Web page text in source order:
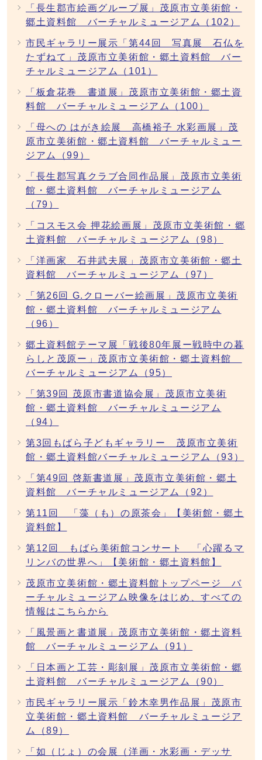
「長生郡市絵画グループ展」茂原市立美術館・
郷土資料館 バーチャルミュージアム（102）
市民ギャラリー展示「第44回 写真展 石仏を
たずねて」茂原市立美術館・郷土資料館 バー
チャルミュージアム（101）
「板倉花巻 書道展」茂原市立美術館・郷土資
料館 バーチャルミュージアム（100）
「母への はがき絵展 高橋裕子 水彩画展」茂
原市立美術館・郷土資料館 バーチャルミュー
ジアム（99）
「長生郡写真クラブ合同作品展」茂原市立美術
館・郷土資料館 バーチャルミュージアム
（79）
「コスモス会 押花絵画展」茂原市立美術館・郷
土資料館 バーチャルミュージアム（98）
「洋画家 石井武夫展」茂原市立美術館・郷土
資料館 バーチャルミュージアム（97）
「第26回 G.クローバー絵画展」茂原市立美術
館・郷土資料館 バーチャルミュージアム
（96）
郷土資料館テーマ展「戦後80年展ー戦時中の暮
らしと茂原ー」茂原市立美術館・郷土資料館
バーチャルミュージアム（95）
「第39回 茂原市書道協会展」茂原市立美術
館・郷土資料館 バーチャルミュージアム
（94）
第3回もばら子どもギャラリー 茂原市立美術
館・郷土資料館バーチャルミュージアム（93）
「第49回 啓新書道展」茂原市立美術館・郷土
資料館 バーチャルミュージアム（92）
第11回 「藻（も）の原茶会」【美術館・郷土
資料館】
第12回 もばら美術館コンサート 「心躍るマ
リンバの世界へ」【美術館・郷土資料館】
茂原市立美術館・郷土資料館トップページ バ
ーチャルミュージアム映像をはじめ、すべての
情報はこちらから
「風景画と書道展」茂原市立美術館・郷土資料
館 バーチャルミュージアム（91）
「日本画と工芸・彫刻展」茂原市立美術館・郷
土資料館 バーチャルミュージアム（90）
市民ギャラリー展示「鈴木幸男作品展」茂原市
立美術館・郷土資料館 バーチャルミュージア
ム（89）
「如（じょ）の会展（洋画・水彩画・デッサ